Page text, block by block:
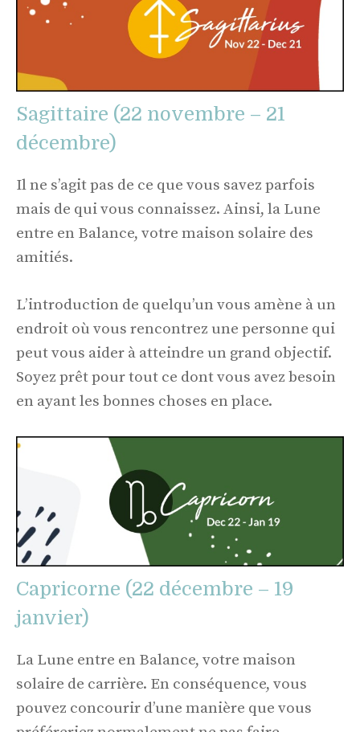
Sagittaire (22 novembre – 21
décembre)
Il ne s’agit pas de ce que vous savez parfois
mais de qui vous connaissez. Ainsi, la Lune
entre en Balance, votre maison solaire des
amitiés.
L’introduction de quelqu’un vous amène à un
endroit où vous rencontrez une personne qui
peut vous aider à atteindre un grand objectif.
Soyez prêt pour tout ce dont vous avez besoin
en ayant les bonnes choses en place.
Capricorne (22 décembre – 19
janvier)
La Lune entre en Balance, votre maison
solaire de carrière. En conséquence, vous
pouvez concourir d’une manière que vous